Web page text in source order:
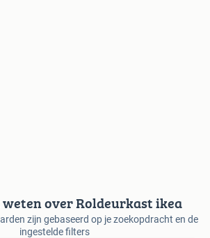
over Roldeurkast ikea
zijn gebaseerd op je zoekopdracht en de
ingestelde filters